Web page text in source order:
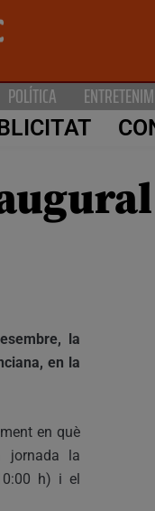
POLÍTICA
la
en la
en què
jornada la
h) i el